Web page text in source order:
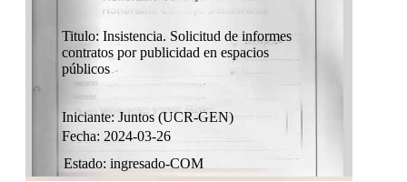
Titulo: Insistencia. Solicitud de informes
contratos por publicidad en espacios
públicos
Fecha: 2024-03-26
Estado: ingresado-COM
Iniciante: Juntos (UCR-GEN)